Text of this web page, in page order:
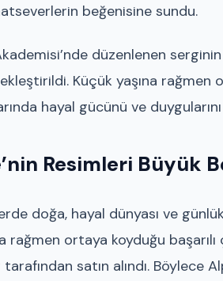
beğenisine sundu.
düzenlenen
Küçük yaşına
hayal gücünü ve
Resimleri Büyük
doğa, hayal dünyası ve
rağmen ortaya koyduğu
satın alındı. Böylece